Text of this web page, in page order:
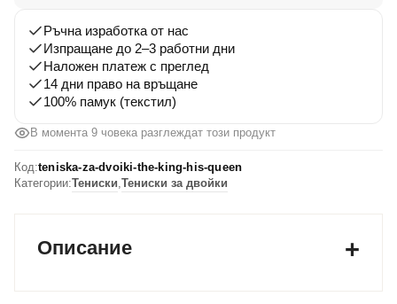
His
Queen
Ръчна изработка от нас
Изпращане до 2–3 работни дни
Наложен платеж с преглед
14 дни право на връщане
100% памук (текстил)
В момента 7 човека разглеждат този продукт
Код:teniska-za-dvoiki-the-king-his-queen
Категории:Тениски,Тениски за двойки
Описание